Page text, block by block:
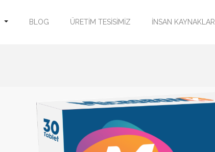
BLOG ÜRETİM TESİSİMİZ İNSAN KAYNAKLARI